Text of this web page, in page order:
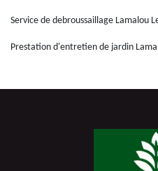
Service de debroussaillage Lamalou
Prestation d'entretien de jardin